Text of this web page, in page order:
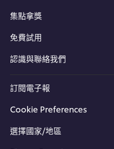
集點拿獎
免費試用
認識與聯絡我們
訂閱電子報
Cookie Preferences
選擇國家/地區